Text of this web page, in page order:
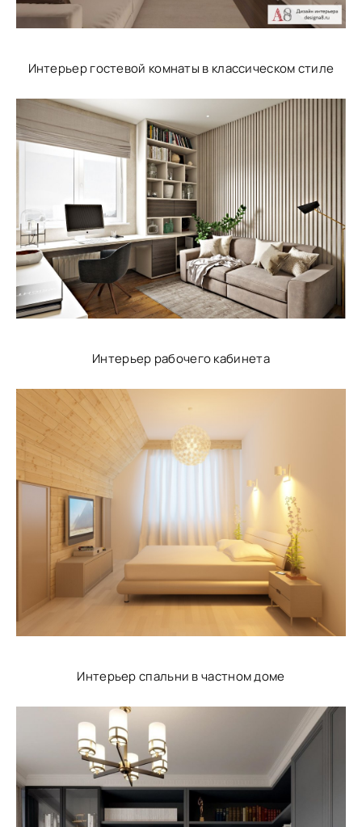
Интерьер гостевой комнаты в классическом стиле
Интерьер рабочего кабинета
Интерьер спальни в частном доме